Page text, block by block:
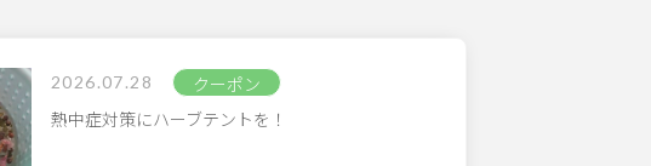
2026.07.28
クーポン
熱中症対策にハーブテントを！